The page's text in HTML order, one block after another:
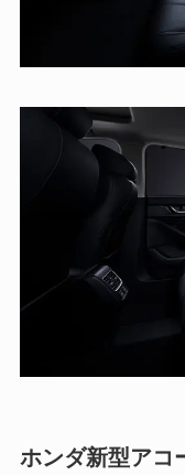
ホンダ新型アコ